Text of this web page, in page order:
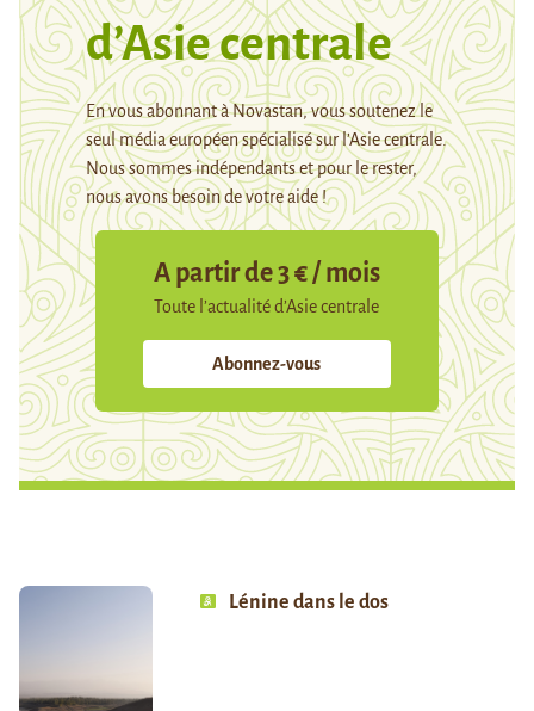
d’Asie centrale
En vous abonnant à Novastan, vous soutenez le
seul média européen spécialisé sur l’Asie centrale.
Nous sommes indépendants et pour le rester,
nous avons besoin de votre aide !
A partir de 3 € / mois
Toute l’actualité d’Asie centrale
Abonnez-vous
Lénine dans le dos